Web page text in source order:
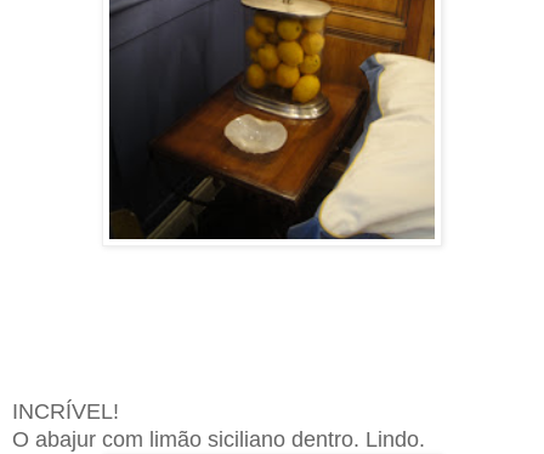
INCRÍVEL!
O abajur com limão siciliano dentro. Lindo.